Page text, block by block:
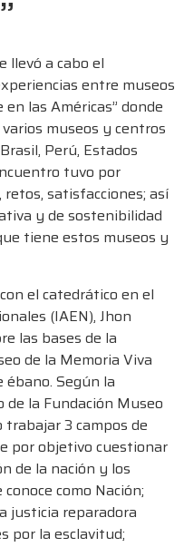
llevó a cabo el
entre museos
las Américas” donde
museos y centros
Perú, Estados
tuvo por
satisfacciones; así
y de sostenibilidad
tiene estos museos y
el catedrático en el
(IAEN), Jhon
las bases de la
de la Memoria Viva
Según la
la Fundación Museo
3 campos de
por objetivo cuestionar
de la nación y los
como Nación;
justicia reparadora
por la esclavitud;